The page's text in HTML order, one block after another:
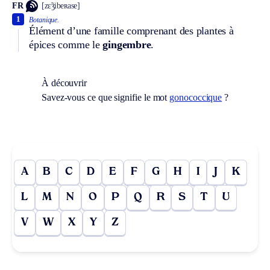
FR [zɛ̃ʒibeʀase]
Botanique.
Élément d’une famille comprenant des plantes à
épices comme legingembre.
1
À découvrir
Savez-vous ce que signifie le mot gonococcique ?
A B C D E F G H I J K
L M N O P Q R S T U
V W X Y Z